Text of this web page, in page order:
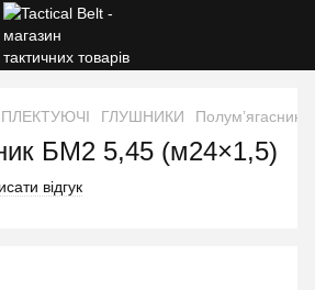
ГЛУШНИКИ
БМ2 5,45 (м24×1,5)
відгук